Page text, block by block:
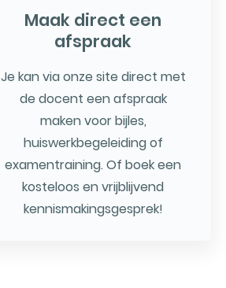
Maak direct een
afspraak
Je kan via onze site direct met
de docent een afspraak
maken voor bijles,
huiswerkbegeleiding of
examentraining. Of boek een
kosteloos en vrijblijvend
kennismakingsgesprek!